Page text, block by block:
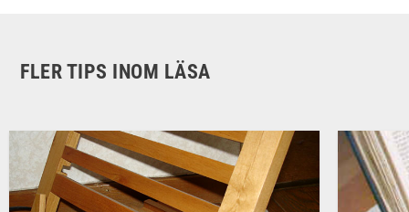
FLER TIPS INOM LÄSA